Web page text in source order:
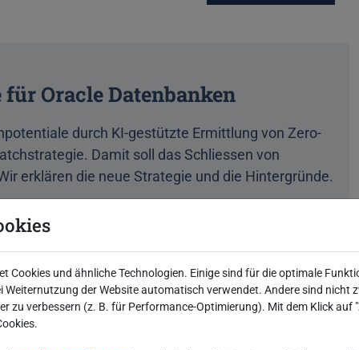
Oracle Datenbanken
durch KI-gestützte Ermittlung von Zero-
Damit soll das Schliessen von
erklären die neue Strategie und die Hintergründe.
Channel
Technologie
Update Härtung Beitrag lesen
Cookies und ähnliche Technologien. Einige sind für die optimale
Weiternutzung der Website automatisch verwendet. Andere sind nicht
zu verbessern (z. B. für Performance-Optimierung). Mit dem Klick auf